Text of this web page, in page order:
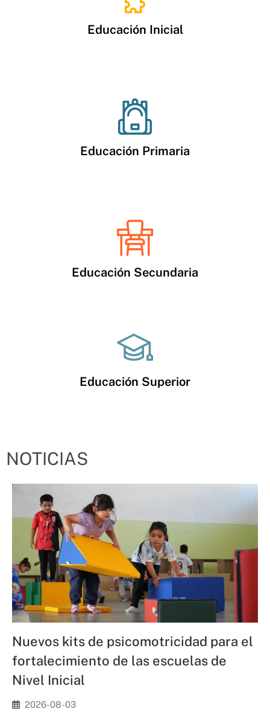
Educación Inicial
Educación Primaria
Educación Secundaria
Educación Superior
NOTICIAS
Nuevos kits de psicomotricidad para el
fortalecimiento de las escuelas de
Nivel Inicial
2026-08-03